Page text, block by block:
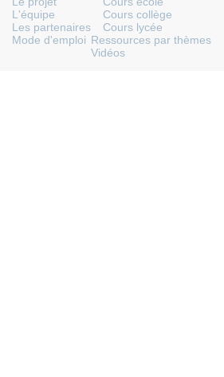
L'équipe
Les partenaires
Mode d'emploi
Cours collège
Cours lycée
Ressources par thèmes
Vidéos